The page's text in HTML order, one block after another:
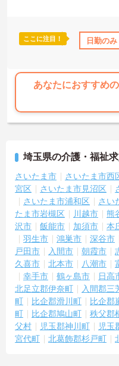
日勤のみ 産休･育休･介護
ここに注目！ 日勤のみ
あなたにおすすめ
埼玉県の介護・福祉
さいたま市 さいたま市西
宮区
さいたま市見沼区
さいたま市浦和区
さい
たま市岩槻区
川越市 熊
沢市
飯能市 加須市 本
羽生市
鴻巣市 深谷市
戸田市
入間市 朝霞市
久喜市
北本市 八潮市
幸手市
鶴ヶ島市 日高
北足立郡伊奈町
入間郡三
町
比企郡滑川町 比企郡
町
比企郡鳩山町 秩父郡
父村
児玉郡神川町 児玉
宮代町
北葛飾郡杉戸町